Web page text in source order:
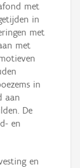
met
in
met
met
in
aan
De
en
en